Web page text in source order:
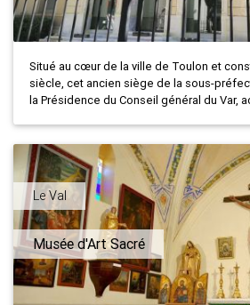
Situé au cœur de la ville de Toulon et
siècle, cet ancien siège de la sous-
la Présidence du Conseil général du Var,
Le Val
Musée d'Art Sacré